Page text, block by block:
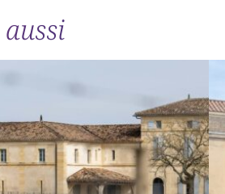
aussi